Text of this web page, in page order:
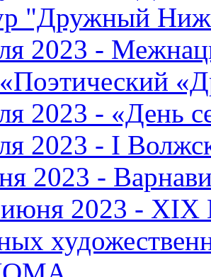
"Дружный
2023 -
«Поэтический
2023 - «День
2023 - I
2023 -
2023 - XIX